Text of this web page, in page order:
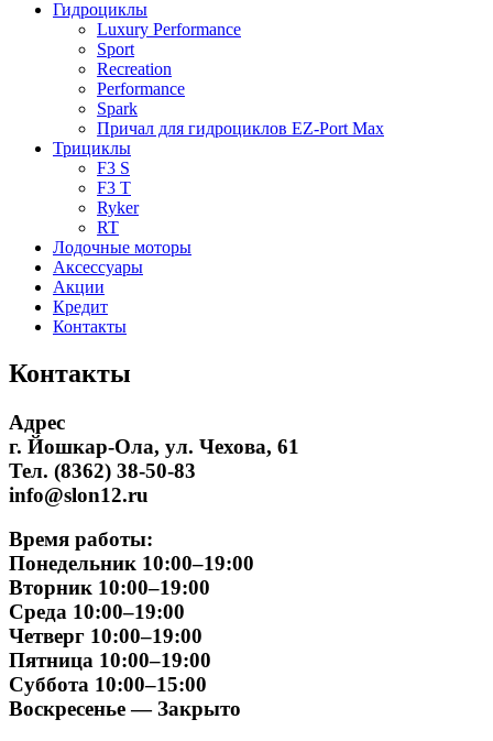
Гидроциклы
Luxury Performance
Sport
Recreation
Performance
Spark
Причал для гидроциклов EZ-Port Max
Трициклы
F3 S
F3 T
Ryker
RT
Лодочные моторы
Аксессуары
Акции
Кредит
Контакты
Контакты
Адрес
г. Йошкар-Ола, ул. Чехова, 61
Тел. (8362) 38-50-83
info@slon12.ru
Время работы:
Понедельник 10:00–19:00
Вторник 10:00–19:00
Среда 10:00–19:00
Четверг 10:00–19:00
Пятница 10:00–19:00
Суббота 10:00–15:00
Воскресенье — Закрыто